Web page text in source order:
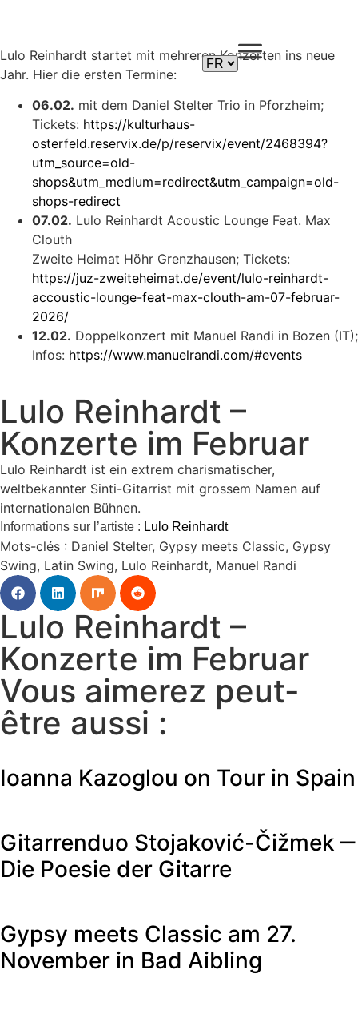
Lulo Reinhardt startet mit mehreren Konzerten ins neue
Jahr. Hier die ersten Termine:
06.02. mit dem Daniel Stelter Trio in Pforzheim;
Tickets: https://kulturhaus-
osterfeld.reservix.de/p/reservix/event/2468394?
utm_source=old-
shops&utm_medium=redirect&utm_campaign=old-
shops-redirect
07.02. Lulo Reinhardt Acoustic Lounge Feat. Max
Clouth
Zweite Heimat Höhr Grenzhausen; Tickets:
https://juz-zweiteheimat.de/event/lulo-reinhardt-
accoustic-lounge-feat-max-clouth-am-07-februar-
2026/
12.02. Doppelkonzert mit Manuel Randi in Bozen (IT);
Infos: https://www.manuelrandi.com/#events
Lulo Reinhardt –
Konzerte im Februar
Lulo Reinhardt ist ein extrem charismatischer,
weltbekannter Sinti-Gitarrist mit grossem Namen auf
internationalen Bühnen.
Informations sur l’artiste : Lulo Reinhardt
Mots-clés : Daniel Stelter, Gypsy meets Classic, Gypsy
Swing, Latin Swing, Lulo Reinhardt, Manuel Randi
Lulo Reinhardt –
Konzerte im Februar
Vous aimerez peut-
être aussi :
Ioanna Kazoglou on Tour in Spain
Gitarrenduo Stojaković-Čižmek ‒
Die Poesie der Gitarre
Gypsy meets Classic am 27.
November in Bad Aibling